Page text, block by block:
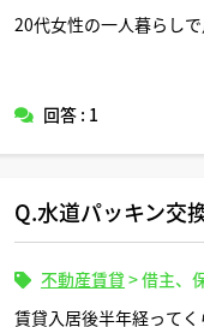
20代女性の一人暮らし
回答 : 1
Q.水道パッキン交
不動産賃貸 >借主、
賃貸入居後半年経ってく